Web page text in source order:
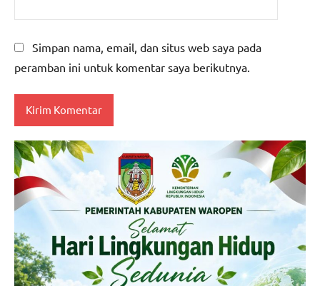
Simpan nama, email, dan situs web saya pada
peramban ini untuk komentar saya berikutnya.